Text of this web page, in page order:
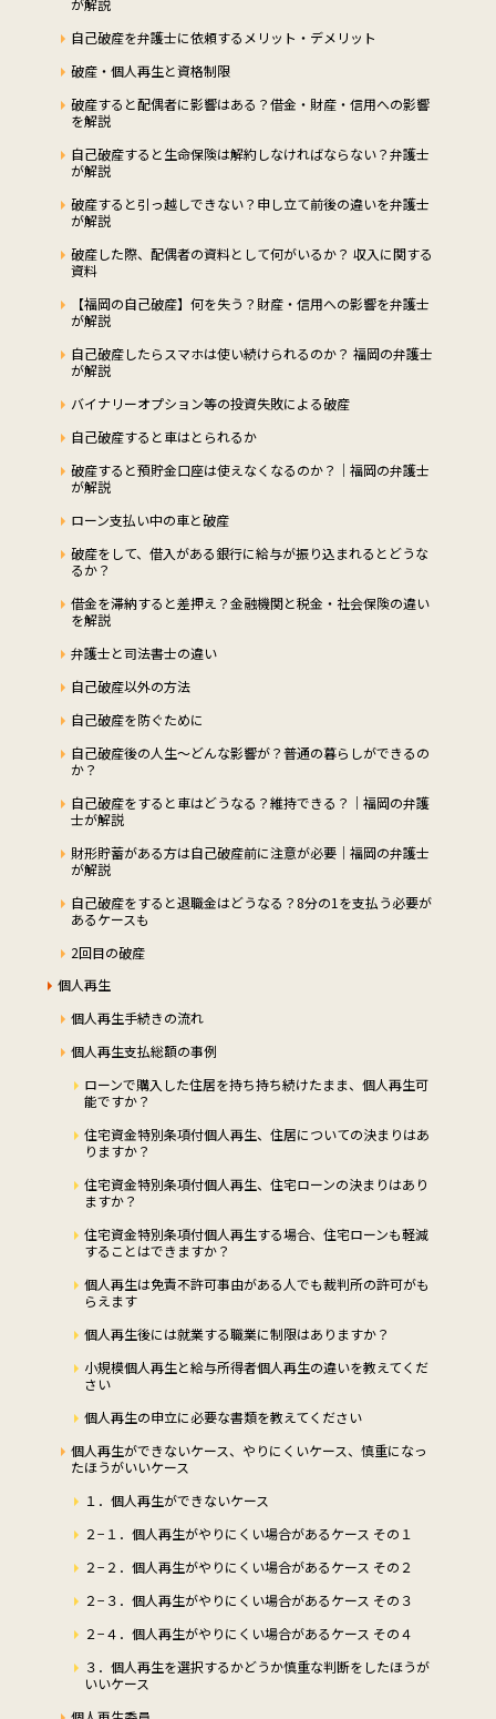
が解説
自己破産を弁護士に依頼するメリット・デメリット
破産・個人再生と資格制限
破産すると配偶者に影響はある？借金・財産・信用への影響
を解説
自己破産すると生命保険は解約しなければならない？弁護士
が解説
破産すると引っ越しできない？申し立て前後の違いを弁護士
が解説
破産した際、配偶者の資料として何がいるか？ 収入に関する
資料
【福岡の自己破産】何を失う？財産・信用への影響を弁護士
が解説
自己破産したらスマホは使い続けられるのか？ 福岡の弁護士
が解説
バイナリーオプション等の投資失敗による破産
自己破産すると車はとられるか
破産すると預貯金口座は使えなくなるのか？｜福岡の弁護士
が解説
ローン支払い中の車と破産
破産をして、借入がある銀行に給与が振り込まれるとどうな
るか？
借金を滞納すると差押え？金融機関と税金・社会保険の違い
を解説
弁護士と司法書士の違い
自己破産以外の方法
自己破産を防ぐために
自己破産後の人生～どんな影響が？普通の暮らしができるの
か？
自己破産をすると車はどうなる？維持できる？｜福岡の弁護
士が解説
財形貯蓄がある方は自己破産前に注意が必要｜福岡の弁護士
が解説
自己破産をすると退職金はどうなる？8分の1を支払う必要が
あるケースも
2回目の破産
個人再生
個人再生手続きの流れ
個人再生支払総額の事例
ローンで購入した住居を持ち持ち続けたまま、個人再生可
能ですか？
住宅資金特別条項付個人再生、住居についての決まりはあ
りますか？
住宅資金特別条項付個人再生、住宅ローンの決まりはあり
ますか？
住宅資金特別条項付個人再生する場合、住宅ローンも軽減
することはできますか？
個人再生は免責不許可事由がある人でも裁判所の許可がも
らえます
個人再生後には就業する職業に制限はありますか？
小規模個人再生と給与所得者個人再生の違いを教えてくだ
さい
個人再生の申立に必要な書類を教えてください
個人再生ができないケース、やりにくいケース、慎重になっ
たほうがいいケース
１．個人再生ができないケース
２−１．個人再生がやりにくい場合があるケース その１
２−２．個人再生がやりにくい場合があるケース その２
２−３．個人再生がやりにくい場合があるケース その３
２−４．個人再生がやりにくい場合があるケース その４
３．個人再生を選択するかどうか慎重な判断をしたほうが
いいケース